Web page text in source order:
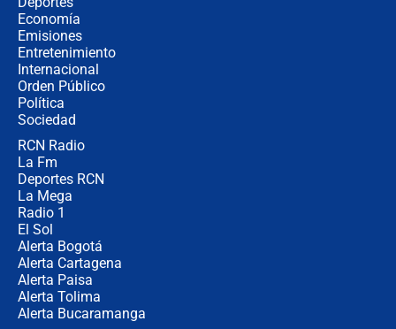
Economía
Emisiones
Entretenimiento
Internacional
Orden Público
Política
Sociedad
RCN Radio
La Fm
Deportes RCN
La Mega
Radio 1
El Sol
Alerta Bogotá
Alerta Cartagena
Alerta Paisa
Alerta Tolima
Alerta Bucaramanga